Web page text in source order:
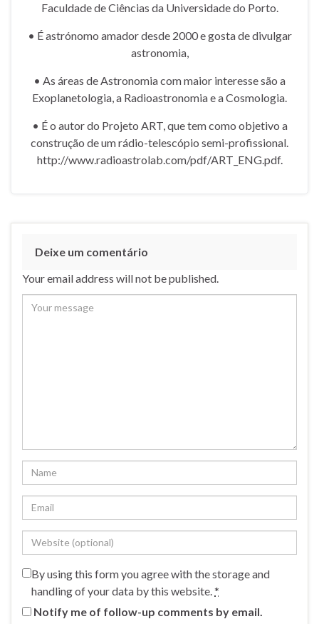
Faculdade de Ciências da Universidade do Porto.
• É astrónomo amador desde 2000 e gosta de divulgar
astronomia,
• As áreas de Astronomia com maior interesse são a
Exoplanetologia, a Radioastronomia e a Cosmologia.
• É o autor do Projeto ART, que tem como objetivo a
construção de um rádio-telescópio semi-profissional.
http://www.radioastrolab.com/pdf/ART_ENG.pdf.
Deixe um comentário
Your email address will not be published.
By using this form you agree with the storage and
handling of your data by this website. *
Notify me of follow-up comments by email.